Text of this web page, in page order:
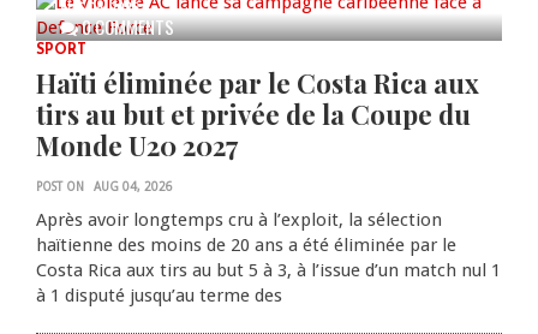
0 COMMENTS
AUG 04, 2026
SPORT
Haïti éliminée par le Costa Rica aux
tirs au but et privée de la Coupe du
Monde U20 2027
POST ON AUG 04, 2026
Après avoir longtemps cru à l’exploit, la sélection
haïtienne des moins de 20 ans a été éliminée par le
Costa Rica aux tirs au but 5 à 3, à l’issue d’un match nul 1
à 1 disputé jusqu’au terme des